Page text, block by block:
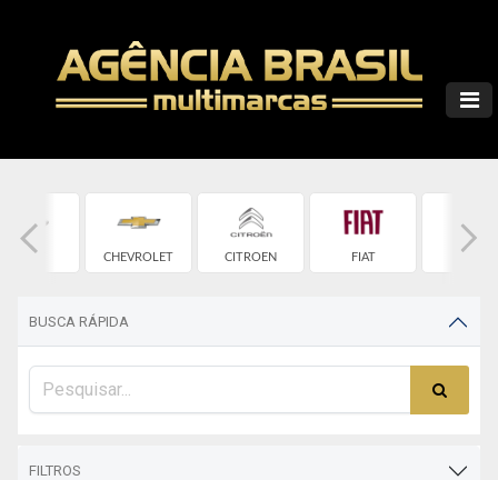
CHERY CHEVROLET CITROEN FIAT
BUSCA RÁPIDA
FILTROS